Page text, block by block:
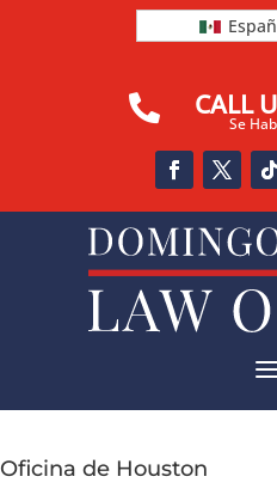
 CALL
Se
Oficina de Houston